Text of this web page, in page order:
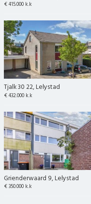
€ 415.000 k.k
Tjalk 30 22, Lelystad
€ 432.000 k.k
Grienderwaard 9, Lelystad
€ 350.000 k.k